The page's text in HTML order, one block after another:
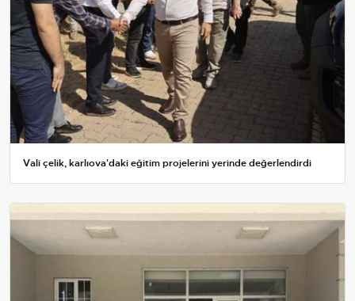
Vali çelik, karlıova'daki eğitim projelerini yerinde değerlendirdi